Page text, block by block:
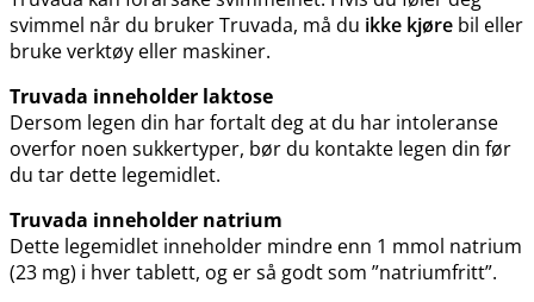
svimmel når du bruker Truvada, må du ikke kjøre bil eller
bruke verktøy eller maskiner.
Truvada inneholder laktose
Dersom legen din har fortalt deg at du har intoleranse
overfor noen sukkertyper, bør du kontakte legen din før
du tar dette legemidlet.
Truvada inneholder natrium
Dette legemidlet inneholder mindre enn 1 mmol natrium
(23 mg) i hver tablett, og er så godt som ”natriumfritt”.